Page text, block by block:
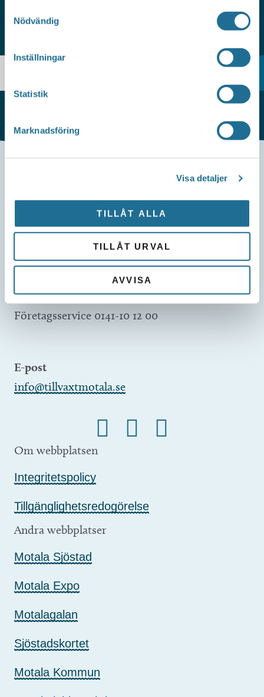
Nödvändig
Inställningar
Statistik
Marknadsföring
Visa detaljer
TILLÅT ALLA
TILLÅT URVAL
AVVISA
HITTAR DU INTE VAD DU
Besöksadress
Repslagaregatan 13C
Telefon
Företagsservice 0141-10 12 00
E-post
info@tillvaxtmotala.se
Om webbplatsen
Integritetspolicy
Tillgänglighetsredogörelse
Andra webbplatser
Motala Sjöstad
Motala Expo
Motalagalan
Sjöstadskortet
Motala Kommun